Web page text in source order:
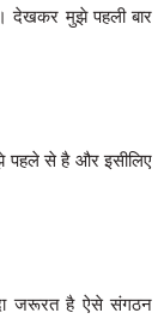
देखकर मुझे पहली बार
पहले से है और इसीलिए
जरूरत है ऐसे संगठन